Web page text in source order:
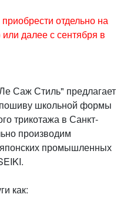
отдельно на
далее с сентября в
Саж Стиль" предлагает
пошиву школьной формы
трикотажа в Санкт-
производим
промышленных
как: